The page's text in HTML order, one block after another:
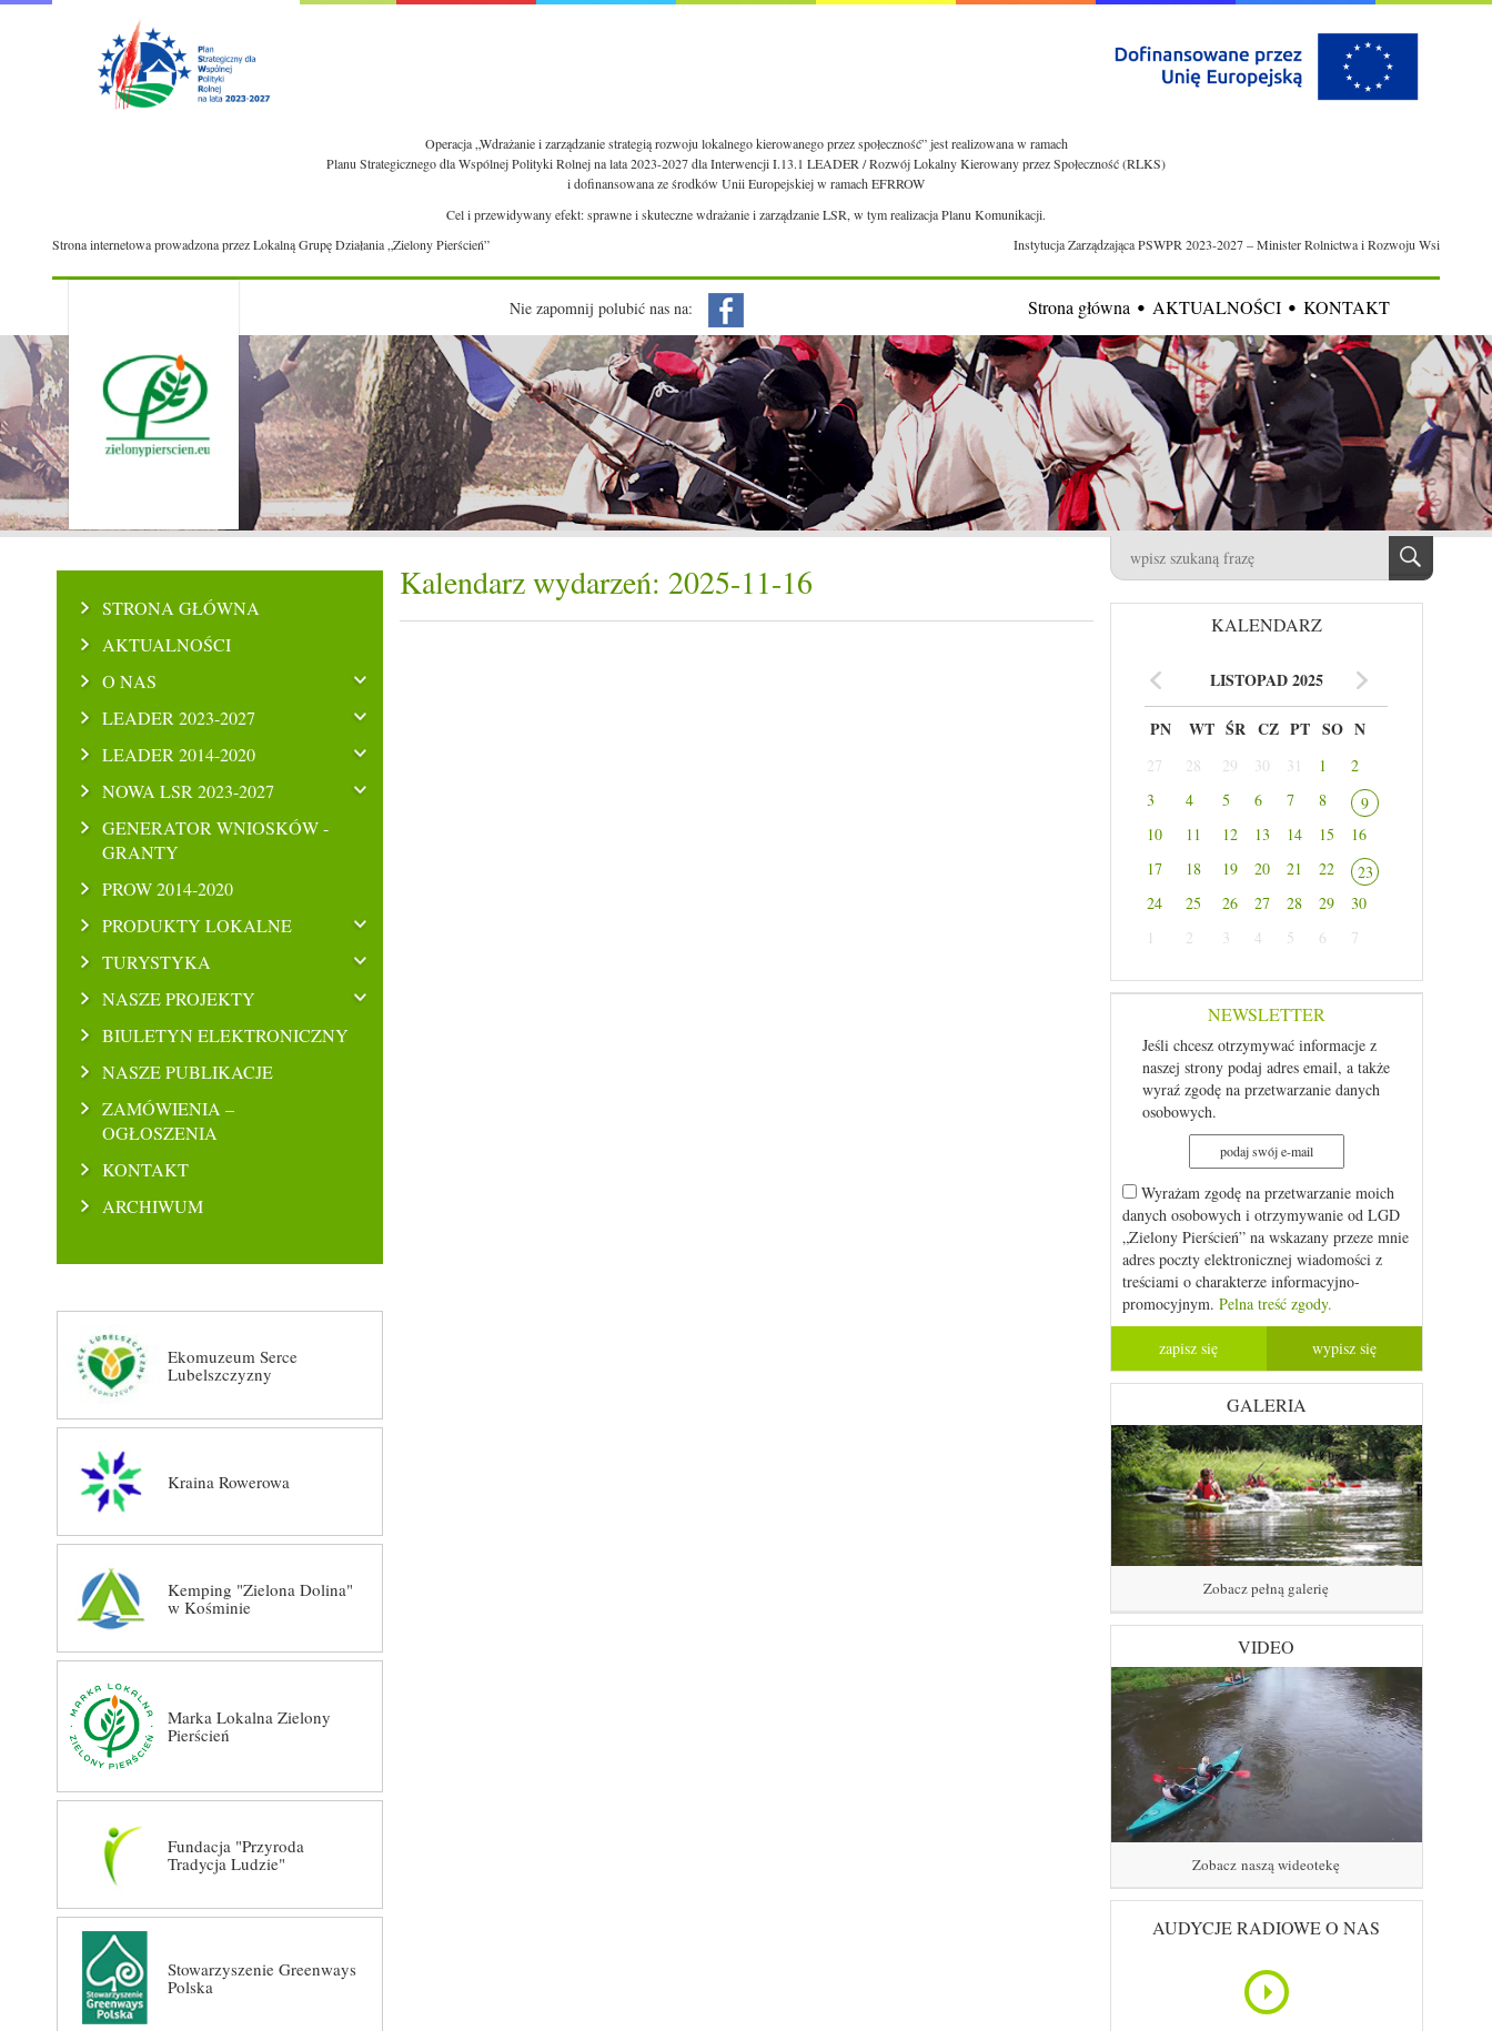
Operacja „Wdrażanie i zarządzanie strategią rozwoju lokalnego kierowanego przez społeczność” jest realizowana w ramach
Planu Strategicznego dla Wspólnej Polityki Rolnej na lata 2023-2027 dla Interwencji I.13.1 LEADER / Rozwój Lokalny Kierowany przez Społeczność (RLKS)
i dofinansowana ze środków Unii Europejskiej w ramach EFRROW
Cel i przewidywany efekt: sprawne i skuteczne wdrażanie i zarządzanie LSR, w tym realizacja Planu Komunikacji.
Strona internetowa prowadzona przez Lokalną Grupę Działania „Zielony Pierścień”
Instytucja Zarządzająca PSWPR 2023-2027 – Minister Rolnictwa i Rozwoju Wsi
Nie zapomnij polubić nas na: Strona główna AKTUALNOŚCI KONTAKT
STRONA GŁÓWNA
AKTUALNOŚCI
O NAS
LEADER 2023-2027
LEADER 2014-2020
NOWA LSR 2023-2027
GENERATOR WNIOSKÓW -
GRANTY
PROW 2014-2020
PRODUKTY LOKALNE
TURYSTYKA
NASZE PROJEKTY
BIULETYN ELEKTRONICZNY
NASZE PUBLIKACJE
ZAMÓWIENIA –
OGŁOSZENIA
KONTAKT
ARCHIWUM
Ekomuzeum Serce
Lubelszczyzny
Kraina Rowerowa
Kemping "Zielona Dolina"
w Kośminie
Marka Lokalna Zielony
Pierścień
Fundacja "Przyroda
Tradycja Ludzie"
Stowarzyszenie Greenways
Polska
Kalendarz wydarzeń: 2025-11-16
KALENDARZ
LISTOPAD 2025
PN WT ŚR CZ PT SO N
27 28 29 30 31 1
2
3
4 5 6 7 8
9
10
11 12 13 14 15
16
17
18 19 20 21 22
23
24
25 26 27 28 29
30
1
2 3 4 5 6 7
NEWSLETTER
Jeśli chcesz otrzymywać informacje z
naszej strony podaj adres email, a także
wyraź zgodę na przetwarzanie danych
osobowych.
Wyrażam zgodę na przetwarzanie moich
danych osobowych i otrzymywanie od LGD
„Zielony Pierścień” na wskazany przeze mnie
adres poczty elektronicznej wiadomości z
treściami o charakterze informacyjno-
promocyjnym. Pelna treść zgody.
GALERIA
Zobacz pełną galerię
VIDEO
Zobacz naszą wideotekę
AUDYCJE RADIOWE O NAS